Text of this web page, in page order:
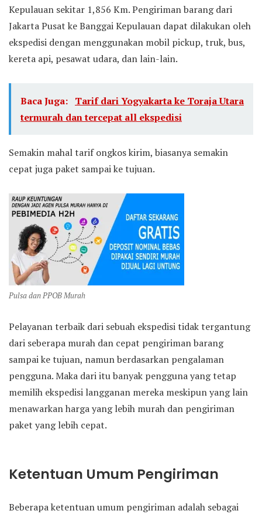
Kepulauan sekitar 1,856 Km. Pengiriman barang dari
Jakarta Pusat ke Banggai Kepulauan dapat dilakukan oleh
ekspedisi dengan menggunakan mobil pickup, truk, bus,
kereta api, pesawat udara, dan lain-lain.
Baca Juga: Tarif dari Yogyakarta ke Toraja Utara
termurah dan tercepat all ekspedisi
Semakin mahal tarif ongkos kirim, biasanya semakin
cepat juga paket sampai ke tujuan.
Pulsa dan PPOB Murah
Pelayanan terbaik dari sebuah ekspedisi tidak tergantung
dari seberapa murah dan cepat pengiriman barang
sampai ke tujuan, namun berdasarkan pengalaman
pengguna. Maka dari itu banyak pengguna yang tetap
memilih ekspedisi langganan mereka meskipun yang lain
menawarkan harga yang lebih murah dan pengiriman
paket yang lebih cepat.
Ketentuan Umum Pengiriman
Beberapa ketentuan umum pengiriman adalah sebagai